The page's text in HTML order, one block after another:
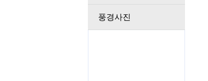
풍경사진